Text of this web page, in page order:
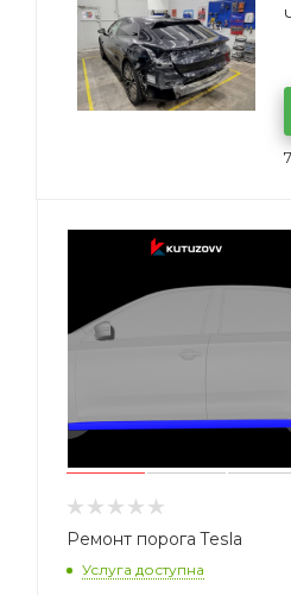
Ремонт порога Tesla
Услуга доступна